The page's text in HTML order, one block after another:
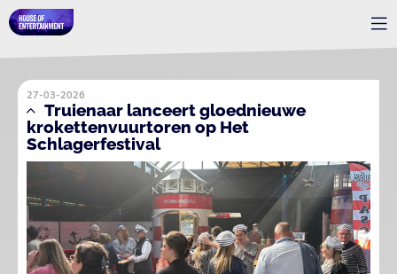
27-03-2026
Truienaar lanceert gloednieuwe
krokettenvuurtoren op Het
Schlagerfestival